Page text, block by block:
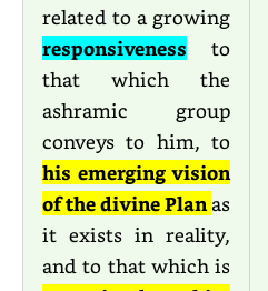
related to a growing
responsiveness to
that which the
ashramic group
conveys to him, to
his emerging vision
of the divine Planas
it exists in reality,
and to that which is